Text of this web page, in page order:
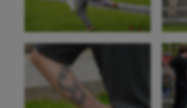
Gymnastique
Gymnastique rythmique
Haltérophilie
Handisport